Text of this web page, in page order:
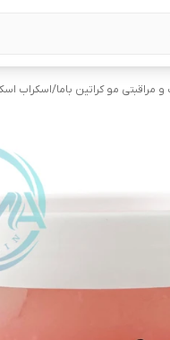
مو کراتین باما/اسکراب